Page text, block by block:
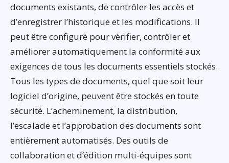
documents existants, de contrôler les accès et
d’enregistrer l’historique et les modifications. Il
peut être configuré pour vérifier, contrôler et
améliorer automatiquement la conformité aux
exigences de tous les documents essentiels stockés.
Tous les types de documents, quel que soit leur
logiciel d’origine, peuvent être stockés en toute
sécurité. L’acheminement, la distribution,
l’escalade et l’approbation des documents sont
entièrement automatisés. Des outils de
collaboration et d’édition multi-équipes sont